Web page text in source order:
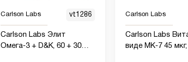
Carlson Labs vt1286
Carlson Labs Элит
Омега-3 + D&K, 60 + 30
Carlson Labs
Carlson Labs
виде МК-7 45 мкг,